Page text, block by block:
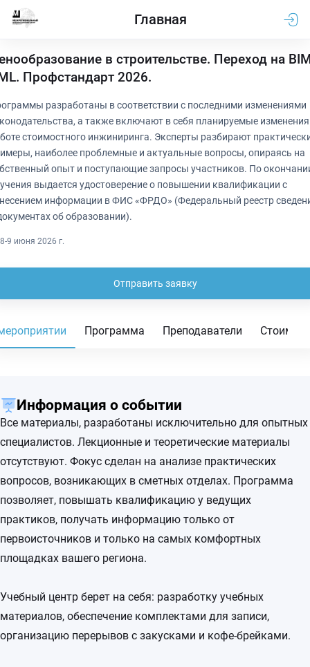
Главная
в строительстве. Переход на
Профстандарт 2026.
разработаны в соответствии с последними изменениями
а также включают в себя планируемые
стоимостного инжиниринга. Эксперты разбирают
наиболее проблемные и актуальные вопросы, опираясь на
опыт и поступающие запросы участников. По
выдается удостоверение о повышении квалификации с
информации в ФИС «ФРДО» (Федеральный реестр
об образовании).
8-9 июня 2026 г.
Отправить заявку
Программа Преподаватели
Информация о событии
Все материалы, разработаны исключительно для опытных
специалистов. Лекционные и теоретические материалы
отсутствуют. Фокус сделан на анализе практических
вопросов, возникающих в сметных отделах. Программа
позволяет, повышать квалификацию у ведущих
практиков, получать информацию только от
первоисточников и только на самых комфортных
площадках вашего региона.
Учебный центр берет на себя: разработку учебных
материалов, обеспечение комплектами для записи,
организацию перерывов с закусками и кофе-брейками.